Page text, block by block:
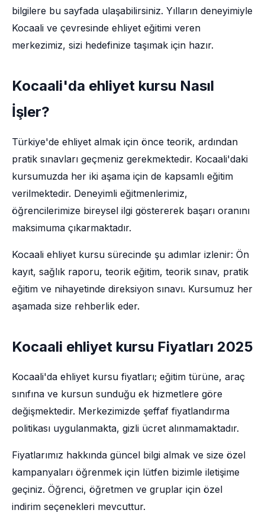
bilgilere bu sayfada ulaşabilirsiniz. Yılların deneyimiyle
Kocaali ve çevresinde ehliyet eğitimi veren
merkezimiz, sizi hedefinize taşımak için hazır.
Kocaali'da ehliyet kursu Nasıl
İşler?
Türkiye'de ehliyet almak için önce teorik, ardından
pratik sınavları geçmeniz gerekmektedir. Kocaali'daki
kursumuzda her iki aşama için de kapsamlı eğitim
verilmektedir. Deneyimli eğitmenlerimiz,
öğrencilerimize bireysel ilgi göstererek başarı oranını
maksimuma çıkarmaktadır.
Kocaali ehliyet kursu sürecinde şu adımlar izlenir: Ön
kayıt, sağlık raporu, teorik eğitim, teorik sınav, pratik
eğitim ve nihayetinde direksiyon sınavı. Kursumuz her
aşamada size rehberlik eder.
Kocaali ehliyet kursu Fiyatları 2025
Kocaali'da ehliyet kursu fiyatları; eğitim türüne, araç
sınıfına ve kursun sunduğu ek hizmetlere göre
değişmektedir. Merkezimizde şeffaf fiyatlandırma
politikası uygulanmakta, gizli ücret alınmamaktadır.
Fiyatlarımız hakkında güncel bilgi almak ve size özel
kampanyaları öğrenmek için lütfen bizimle iletişime
geçiniz. Öğrenci, öğretmen ve gruplar için özel
indirim seçenekleri mevcuttur.